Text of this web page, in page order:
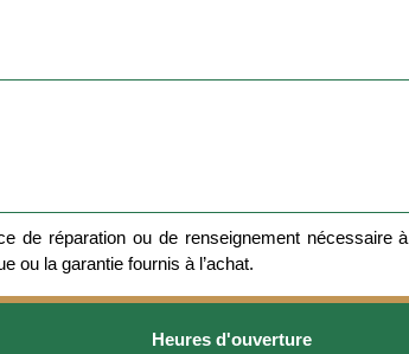
de réparation ou de renseignement nécessaire
ou la garantie fournis à l’achat.
Heures d'ouverture